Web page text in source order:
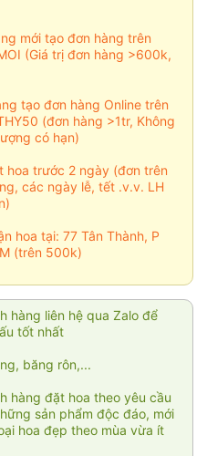
mới tạo đơn hàng trên
(Giá trị đơn hàng >600k,
tạo đơn hàng Online trên
(đơn hàng >1tr, Không
có hạn)
hoa trước 2 ngày (đơn trên
các ngày lễ, tết .v.v. LH
hoa tại: 77 Tân Thành, P
(trên 500k)
hàng liên hệ qua Zalo để
tốt nhất
băng rôn,...
hàng đặt hoa theo yêu cầu
sản phẩm độc đáo, mới
hoa đẹp theo mùa vừa ít